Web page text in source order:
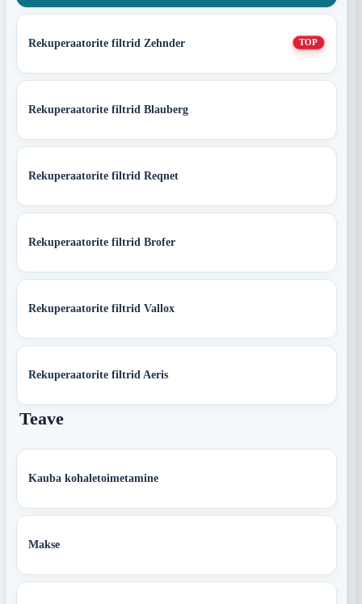
Rekuperaatorite filtrid Zehnder TOP
Rekuperaatorite filtrid Blauberg
Rekuperaatorite filtrid Reqnet
Rekuperaatorite filtrid Brofer
Rekuperaatorite filtrid Vallox
Rekuperaatorite filtrid Aeris
Teave
Kauba kohaletoimetamine
Makse